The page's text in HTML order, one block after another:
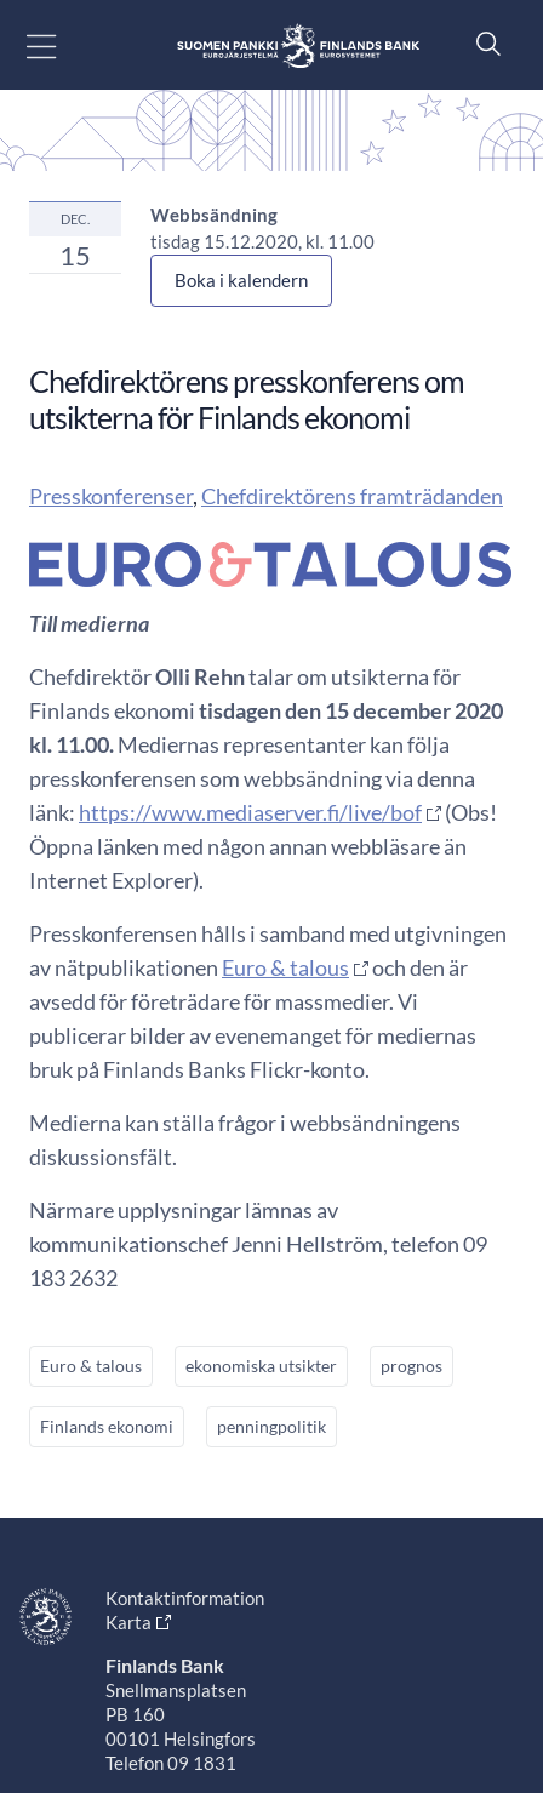
DEC.
15
Webbsändning
tisdag 15.12.2020, kl. 11.00
Boka i kalendern
Chefdirektörens presskonferens om
utsikterna för Finlands ekonomi
Presskonferenser,Chefdirektörens framträdanden
Till medierna
ChefdirektörOlli Rehntalar om utsikterna för
Finlands ekonomitisdagen den 15 december 2020
kl. 11.00.Mediernas representanter kan följa
presskonferensen som webbsändning via denna
länk: https://www.mediaserver.fi/live/bof
(Obs!
Öppna länken med någon annan webbläsare än
Internet Explorer).
Presskonferensen hålls i samband med utgivningen
av nätpublikationen Euro & talous
och den är
avsedd för företrädare för massmedier. Vi
publicerar bilder av evenemanget för mediernas
bruk på Finlands Banks Flickr-konto.
Medierna kan ställa frågor i webbsändningens
diskussionsfält.
Närmare upplysningar lämnas av
kommunikationschef Jenni Hellström, telefon 09
183 2632
Euro & talous ekonomiska utsikter prognos
Finlands ekonomi penningpolitik
Kontaktinformation
Karta
Finlands Bank
Snellmansplatsen
PB 160
00101 Helsingfors
Telefon 09 1831